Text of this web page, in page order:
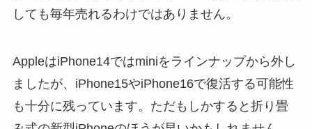
しても毎年売れるわけではありません。
AppleはiPhone14ではminiをラインナップから外し
ましたが、iPhone15やiPhone16で復活する可能性
も十分に残っています。ただもしかすると折り畳